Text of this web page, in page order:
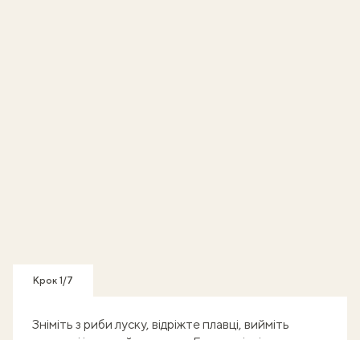
Крок 1/7
Зніміть з риби луску, відріжте плавці, вийміть